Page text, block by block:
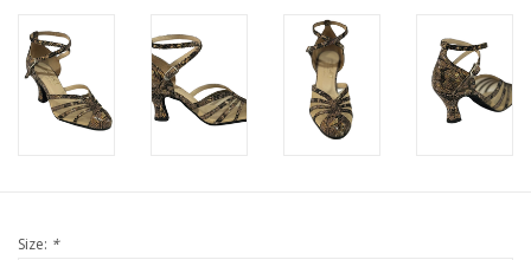
Size: *